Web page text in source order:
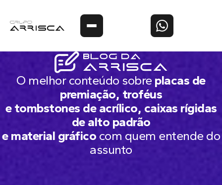
O melhor conteúdo sobre placas de
premiação, troféus
e tombstones de acrílico, caixas rígidas
de alto padrão
e material gráfico com quem entende do
assunto